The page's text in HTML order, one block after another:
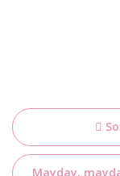
Bericht
navigatie
Mayday,